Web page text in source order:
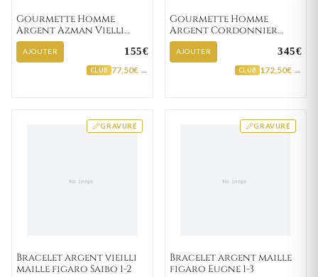
Gourmette Homme
Argent Azman Vielli
figaro
AJOUTER 155€
CLUB 77,50€ →
Gourmette Homme
Argent Cordonnier
Vielli cheval
AJOUTER 345€
CLUB 172,50€ →
GRAVURE
Bracelet argent vieilli
maille figaro Saibo 1-2
GRAVURE
Bracelet argent maille
figaro Eugne 1-3